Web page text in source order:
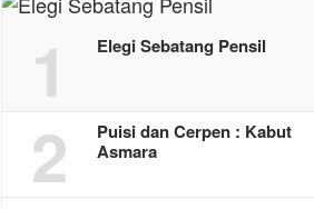
1 Elegi Sebatang Pensil
2
Puisi dan Cerpen : Kabut
Asmara